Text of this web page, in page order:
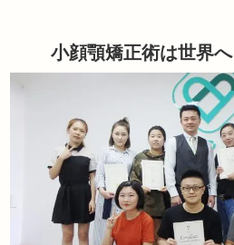
小顔顎矯正術は世界へ